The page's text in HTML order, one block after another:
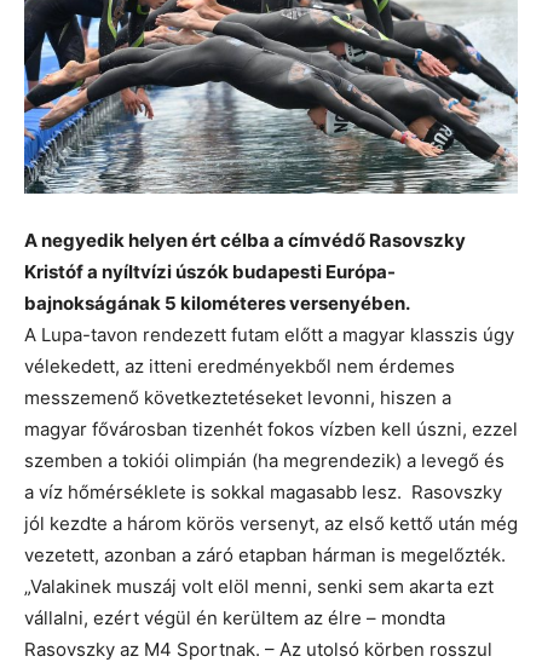
A negyedik helyen ért célba a címvédő Rasovszky
Kristóf a nyíltvízi úszók budapesti Európa-
bajnokságának 5 kilométeres versenyében.
A Lupa-tavon rendezett futam előtt a magyar klasszis úgy
vélekedett, az itteni eredményekből nem érdemes
messzemenő következtetéseket levonni, hiszen a
magyar fővárosban tizenhét fokos vízben kell úszni, ezzel
szemben a tokiói olimpián (ha megrendezik) a levegő és
a víz hőmérséklete is sokkal magasabb lesz. Rasovszky
jól kezdte a három körös versenyt, az első kettő után még
vezetett, azonban a záró etapban hárman is megelőzték.
„Valakinek muszáj volt elöl menni, senki sem akarta ezt
vállalni, ezért végül én kerültem az élre – mondta
Rasovszky az M4 Sportnak. – Az utolsó körben rosszul